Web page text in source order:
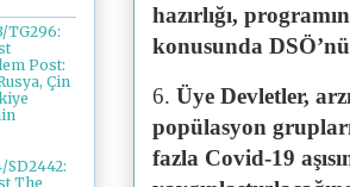
hazırlığı,
konusunda
6. Üye Devletler,
popülasyon
fazla Covid-19
TG296:
Post:
Çin
SD2442:
The